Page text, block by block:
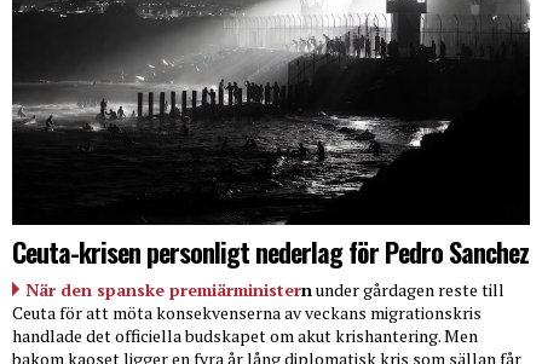
Ceuta-krisen personligt nederlag för Pedro Sanchez
När den spanske premiärministernunder gårdagen reste till
Ceuta för att möta konsekvenserna av veckans migrationskris
handlade det officiella budskapet om akut krishantering. Men
bakom kaoset ligger en fyra år lång diplomatisk kris som sällan får